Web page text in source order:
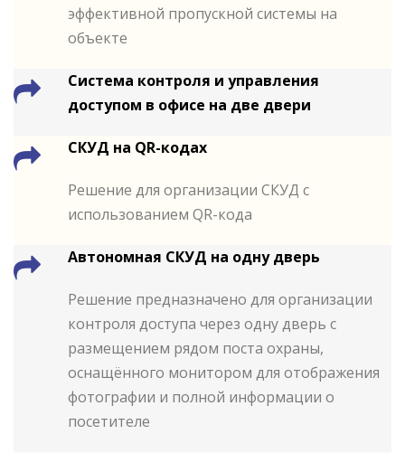
эффективной пропускной системы на
объекте
Система контроля и управления
доступом в офисе на две двери
СКУД на QR-кодах
Решение для организации СКУД с
использованием QR-кода
Автономная СКУД на одну дверь
Решение предназначено для организации
контроля доступа через одну дверь с
размещением рядом поста охраны,
оснащённого монитором для отображения
фотографии и полной информации о
посетителе